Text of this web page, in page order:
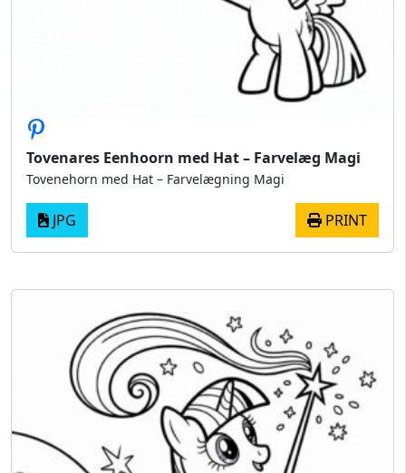
Tovenares Eenhoorn med Hat – Farvelæg Magi
Tovenehorn med Hat – Farvelægning Magi
JPG PRINT